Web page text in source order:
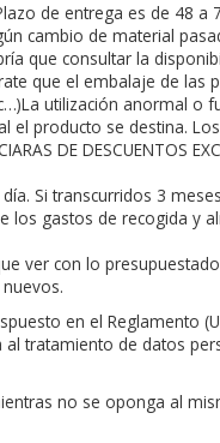
de entrega es de 48 a
cambio de material
que consultar la
que el embalaje de las
utilización anormal o
el producto se destina.
DE DESCUENTOS
Si transcurridos 3
los gastos de recogida y
ver con lo
en el Reglamento
tratamiento de datos
no se oponga al